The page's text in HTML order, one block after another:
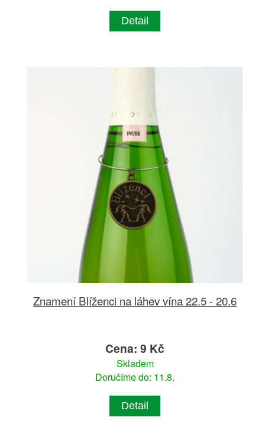
Detail
Znamení Blíženci na láhev vína 22.5 - 20.6
Cena: 9 Kč
Skladem
Doručíme do: 11.8.
Detail